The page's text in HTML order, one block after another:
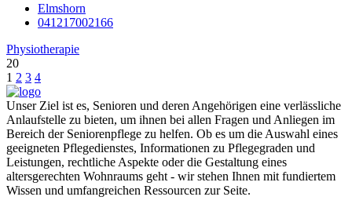
Elmshorn
041217002166
Physiotherapie
20
1 2 3 4
Unser Ziel ist es, Senioren und deren Angehörigen eine verlässliche
Anlaufstelle zu bieten, um ihnen bei allen Fragen und Anliegen im
Bereich der Seniorenpflege zu helfen. Ob es um die Auswahl eines
geeigneten Pflegedienstes, Informationen zu Pflegegraden und
Leistungen, rechtliche Aspekte oder die Gestaltung eines
altersgerechten Wohnraums geht - wir stehen Ihnen mit fundiertem
Wissen und umfangreichen Ressourcen zur Seite.